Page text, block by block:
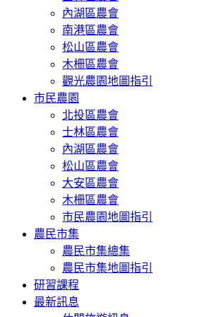
內湖區農會
南港區農會
松山區農會
木柵區農會
觀光農園地圖指引
市民農園
北投區農會
士林區農會
內湖區農會
松山區農會
大安區農會
木柵區農會
市民農園地圖指引
農民市集
農民市集總集
農民市集地圖指引
研習課程
最新訊息